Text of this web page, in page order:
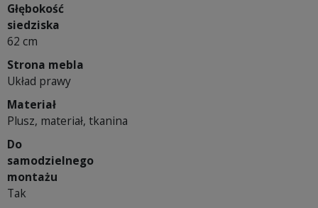
Głębokość
siedziska
62 cm
Strona mebla
Układ prawy
Materiał
Plusz, materiał, tkanina
Do
samodzielnego
montażu
Tak